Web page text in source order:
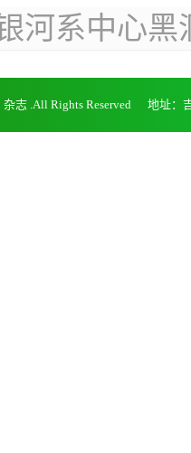
河系中心黑
杂志 .All Rights Reserved 地址